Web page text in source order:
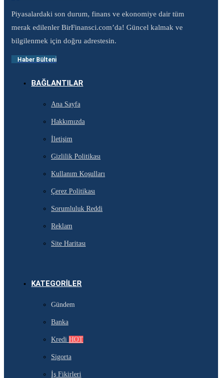
Piyasalardaki son durum, finans ve ekonomiye dair tüm
merak edilenler BirFinansci.com’da! Güncel kalmak ve
bilgilenmek için doğru adrestesin.
Haber Bülteni
BAĞLANTILAR
Ana Sayfa
Hakkımızda
İletişim
Gizlilik Politikası
Kullanım Koşulları
Çerez Politikası
Sorumluluk Reddi
Reklam
Site Haritası
KATEGORILER
Gündem
Banka
Kredi HOT
Sigorta
İş Fikirleri